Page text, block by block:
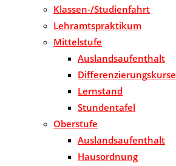
Klassen-/Studienfahrt
Lehramtspraktikum
Mittelstufe
Auslandsaufenthalt
Differenzierungskurse
Lernstand
Stundentafel
Oberstufe
Auslandsaufenthalt
Hausordnung